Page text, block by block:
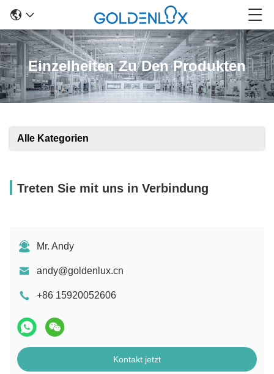
Einzelheiten Zu Den Produkten
Alle Kategorien
Treten Sie mit uns in Verbindung
Mr. Andy
andy@goldenlux.cn
+86 15920052606
Kontakt jetzt